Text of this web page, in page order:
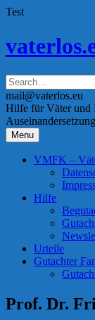
Test
to
mail@vaterlos.eu
Hilfe für Väter und
Menu
VMFK –
Hilfe
Urteile
Gutachter
Prof. Dr.